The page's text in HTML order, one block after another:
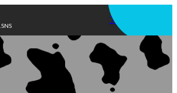
アプリを使う